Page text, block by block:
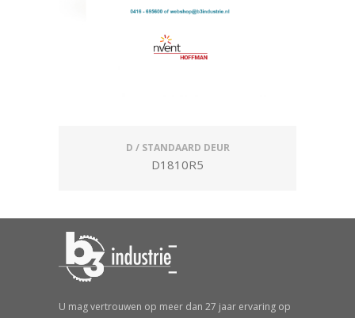
D / STANDAARD DEUR
D1810R5
U mag vertrouwen op meer dan 27 jaar ervaring op